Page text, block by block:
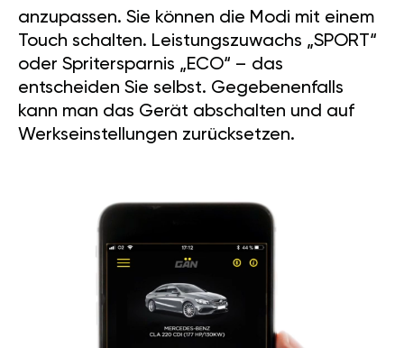
anzupassen. Sie können die Modi mit einem
Touch schalten. Leistungszuwachs „SPORT“
oder Spritersparnis „ECO“ – das
entscheiden Sie selbst. Gegebenenfalls
kann man das Gerät abschalten und auf
Werkseinstellungen zurücksetzen.